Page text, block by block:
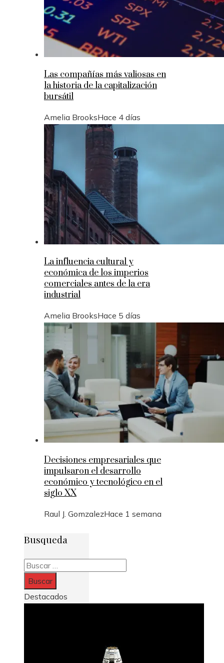
Las compañías más valiosas en
la historia de la capitalización
bursátil
Amelia BrooksHace 4 días
La influencia cultural y
económica de los imperios
comerciales antes de la era
industrial
Amelia BrooksHace 5 días
Decisiones empresariales que
impulsaron el desarrollo
económico y tecnológico en el
siglo XX
Raul J. GomzalezHace 1 semana
Busqueda
Buscar:
Destacados